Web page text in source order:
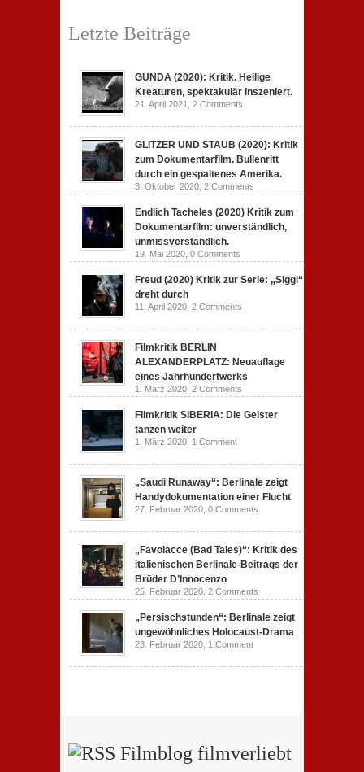
Letzte Beiträge
GUNDA (2020): Kritik. Heilige
Kreaturen, spektakulär inszeniert.
21. April 2021, 2 Comments
GLITZER UND STAUB (2020): Kritik
zum Dokumentarfilm. Bullenritt
durch ein gespaltenes Amerika.
3. Oktober 2020, 2 Comments
Endlich Tacheles (2020) Kritik zum
Dokumentarfilm: unverständlich,
unmissverständlich.
19. Mai 2020, 0 Comments
Freud (2020) Kritik zur Serie: „Siggi“
dreht durch
11. April 2020, 2 Comments
Filmkritik BERLIN
ALEXANDERPLATZ: Neuauflage
eines Jahrhundertwerks
1. März 2020, 2 Comments
Filmkritik SIBERIA: Die Geister
tanzen weiter
1. März 2020, 1 Comment
„Saudi Runaway“: Berlinale zeigt
Handydokumentation einer Flucht
27. Februar 2020, 0 Comments
„Favolacce (Bad Tales)“: Kritik des
italienischen Berlinale-Beitrags der
Brüder D’Innocenzo
25. Februar 2020, 2 Comments
„Persischstunden“: Berlinale zeigt
ungewöhnliches Holocaust-Drama
23. Februar 2020, 1 Comment
Filmblog filmverliebt